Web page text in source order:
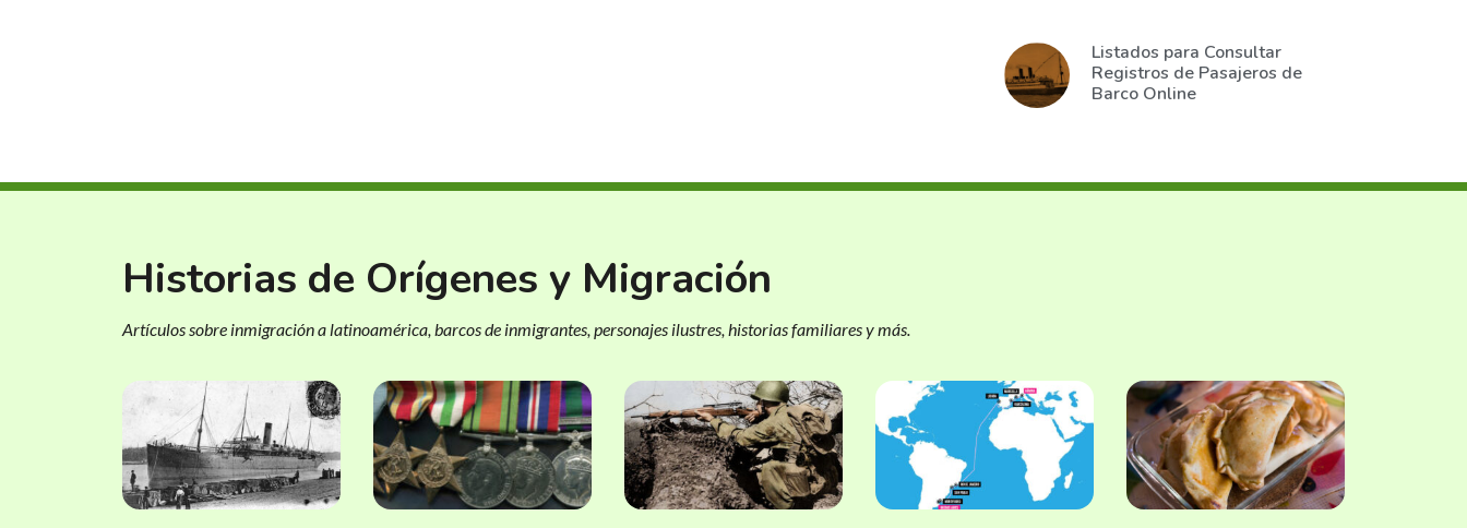
Listados para Consultar
Registros de Pasajeros de
Barco Online
Historias de Orígenes y Migración
Artículos sobre inmigración a latinoamérica, barcos de inmigrantes, personajes ilustres, historias familiares y más.